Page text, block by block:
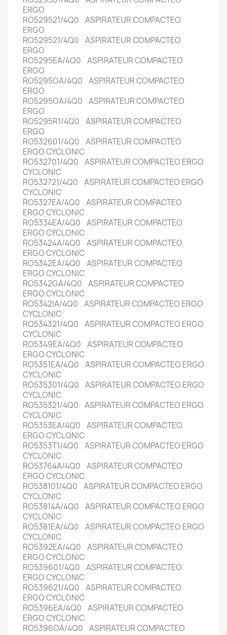
ERGO
RO529521/4Q0 ASPIRATEUR COMPACTEO
ERGO
RO529521/4Q0 ASPIRATEUR COMPACTEO
ERGO
RO5295EA/4Q0 ASPIRATEUR COMPACTEO
ERGO
RO5295OA/4Q0 ASPIRATEUR COMPACTEO
ERGO
RO5295OA/4Q0 ASPIRATEUR COMPACTEO
ERGO
RO5295R1/4Q0 ASPIRATEUR COMPACTEO
ERGO
RO532601/4Q0 ASPIRATEUR COMPACTEO
ERGO CYCLONIC
RO532701/4Q0 ASPIRATEUR COMPACTEO ERGO
CYCLONIC
RO532721/4Q0 ASPIRATEUR COMPACTEO ERGO
CYCLONIC
RO5327EA/4Q0 ASPIRATEUR COMPACTEO
ERGO CYCLONIC
RO5334EA/4Q0 ASPIRATEUR COMPACTEO
ERGO CYCLONIC
RO53424A/4Q0 ASPIRATEUR COMPACTEO
ERGO CYCLONIC
RO5342EA/4Q0 ASPIRATEUR COMPACTEO
ERGO CYCLONIC
RO5342GA/4Q0 ASPIRATEUR COMPACTEO
ERGO CYCLONIC
RO5342IA/4Q0 ASPIRATEUR COMPACTEO ERGO
CYCLONIC
RO534321/4Q0 ASPIRATEUR COMPACTEO ERGO
CYCLONIC
RO5349EA/4Q0 ASPIRATEUR COMPACTEO
ERGO CYCLONIC
RO5351EA/4Q0 ASPIRATEUR COMPACTEO ERGO
CYCLONIC
RO535301/4Q0 ASPIRATEUR COMPACTEO ERGO
CYCLONIC
RO535321/4Q0 ASPIRATEUR COMPACTEO ERGO
CYCLONIC
RO5353EA/4Q0 ASPIRATEUR COMPACTEO
ERGO CYCLONIC
RO5353T1/4Q0 ASPIRATEUR COMPACTEO ERGO
CYCLONIC
RO53764A/4Q0 ASPIRATEUR COMPACTEO
ERGO CYCLONIC
RO538101/4Q0 ASPIRATEUR COMPACTEO ERGO
CYCLONIC
RO53814A/4Q0 ASPIRATEUR COMPACTEO ERGO
CYCLONIC
RO5381EA/4Q0 ASPIRATEUR COMPACTEO ERGO
CYCLONIC
RO5392EA/4Q0 ASPIRATEUR COMPACTEO
ERGO CYCLONIC
RO539601/4Q0 ASPIRATEUR COMPACTEO
ERGO CYCLONIC
RO539621/4Q0 ASPIRATEUR COMPACTEO
ERGO CYCLONIC
RO5396EA/4Q0 ASPIRATEUR COMPACTEO
ERGO CYCLONIC
RO5396OA/4Q0 ASPIRATEUR COMPACTEO